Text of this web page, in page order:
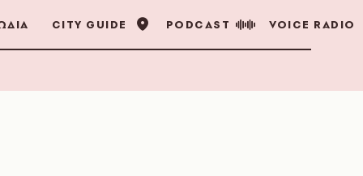
CITY GUIDE PODCAST VOICE RADIO